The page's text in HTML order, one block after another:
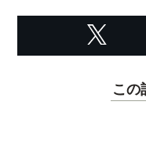
この